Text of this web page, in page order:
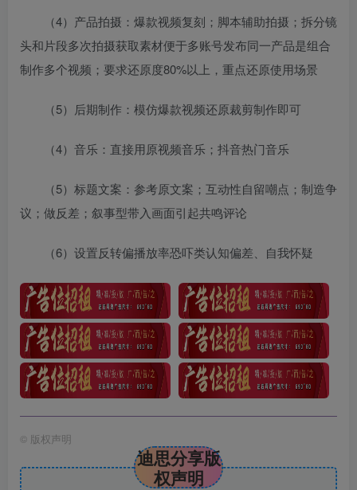
（4）产品拍摄：爆款视频复刻；脚本辅助拍摄；拆分镜
头和片段多次拍摄获取素材便于多账号发布同一产品是组合
制作多个视频；要求还原度80%以上，重点还原使用场景
（5）后期制作：模仿爆款视频还原裁剪制作即可
（4）音乐：直接用原视频音乐；抖音热门音乐
（5）标题文案：参考原文案；互动性自留嘲点；制造争
议；做反差；叙事型带入画面引起共鸣评论
（6）设置反转偏播放率恐吓类认知偏差、自我怀疑
© 版权声明
迪思分享版
权声明